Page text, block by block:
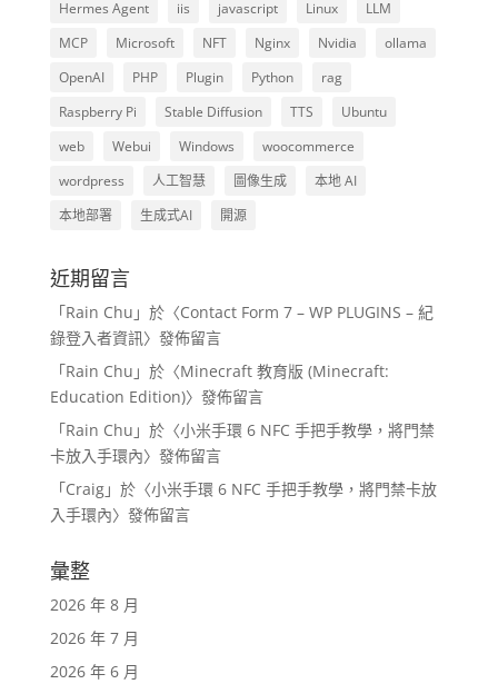
Hermes Agent iis javascript Linux
LLM
MCP
Microsoft NFT Nginx Nvidia
ollama
OpenAI
PHP Plugin Python
rag
Raspberry Pi
Stable Diffusion TTS
Ubuntu
web
Webui Windows
woocommerce
wordpress
人工智慧 圖像生成
本地 AI
本地部署
生成式AI 開源
近期留言
「Rain Chu 」於〈Contact Form 7 – WP PLUGINS – 紀
錄登入者資訊〉發佈留言
「Rain Chu 」於〈Minecraft 教育版 (Minecraft:
Education Edition)〉發佈留言
「Rain Chu 」於〈小米手環 6 NFC 手把手教學，將門禁
卡放入手環內〉發佈留言
「Craig」於〈小米手環 6 NFC 手把手教學，將門禁卡放
入手環內〉發佈留言
彙整
2026 年 8 月
2026 年 7 月
2026 年 6 月